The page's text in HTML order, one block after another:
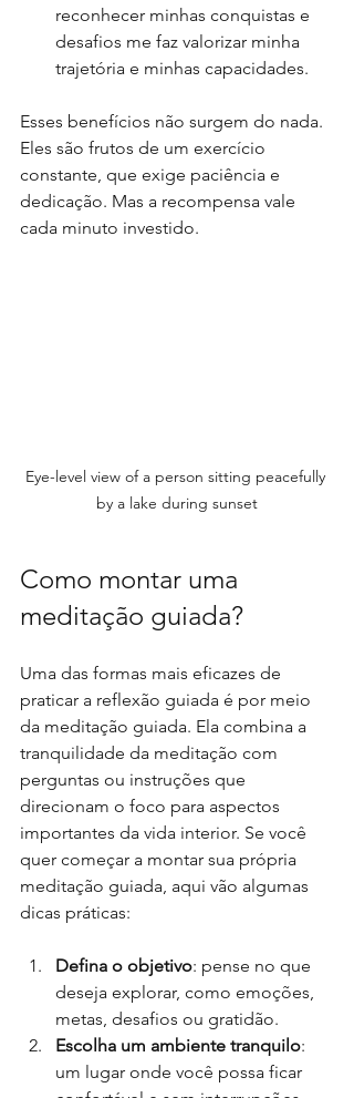
reconhecer minhas conquistas e
desafios me faz valorizar minha
trajetória e minhas capacidades.
Esses benefícios não surgem do nada.
Eles são frutos de um exercício
constante, que exige paciência e
dedicação. Mas a recompensa vale
cada minuto investido.
Eye-level view of a person sitting peacefully
by a lake during sunset
Como montar uma
meditação guiada?
Uma das formas mais eficazes de
praticar a reflexão guiada é por meio
da meditação guiada. Ela combina a
tranquilidade da meditação com
perguntas ou instruções que
direcionam o foco para aspectos
importantes da vida interior. Se você
quer começar a montar sua própria
meditação guiada, aqui vão algumas
dicas práticas:
Defina o objetivo: pense no que
deseja explorar, como emoções,
metas, desafios ou gratidão.
Escolha um ambiente tranquilo:
um lugar onde você possa ficar